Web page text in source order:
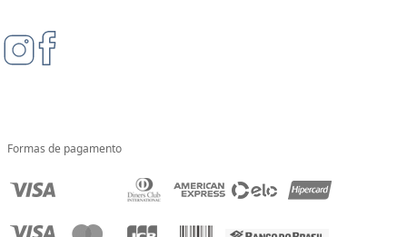
Formas de pagamento